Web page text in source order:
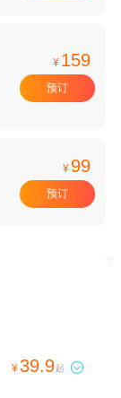
¥ 159
预订
¥ 99
预订
¥39.9起 